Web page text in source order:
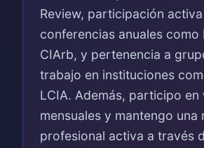
Review, participación
conferencias anuales como
CIArb, y pertenencia a
trabajo en instituciones
LCIA. Además, participo en
mensuales y mantengo una
profesional activa a través